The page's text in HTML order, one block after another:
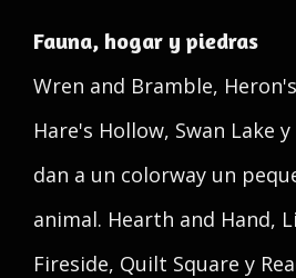
Fauna, hogar y piedras
Wren and Bramble,
Hare's Hollow, Swan Lake
dan a un colorway un
animal. Hearth and Hand,
Fireside, Quilt Square y